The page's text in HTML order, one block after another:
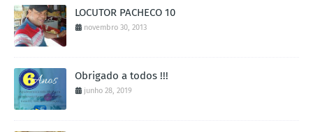
LOCUTOR PACHECO 10
novembro 30, 2013
Obrigado a todos !!!
junho 28, 2019